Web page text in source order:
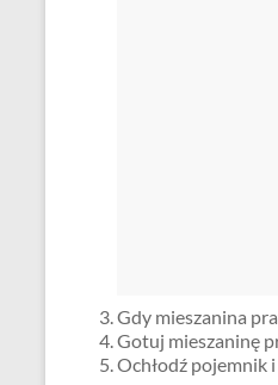
Gdy mieszanina
Gotuj mieszaninę
Ochłodź pojemnik